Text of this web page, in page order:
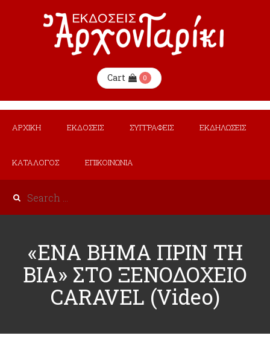
Cart 0
ΑΡΧΙΚΗ ΕΚΔΟΣΕΙΣ ΣΥΓΓΡΑΦΕΙΣ ΕΚΔΗΛΩΣΕΙΣ
ΚΑΤΑΛΟΓΟΣ ΕΠΙΚΟΙΝΩΝΙΑ
«ΕΝΑ ΒΗΜΑ ΠΡΙΝ ΤΗ
ΒΙΑ» ΣΤΟ ΞΕΝΟΔΟΧΕΙΟ
CARAVEL (video)